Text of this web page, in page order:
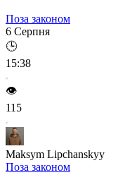
Поза законом
6 Серпня
🕒
15:38
👁️
115
Maksym Lipchanskyy
Поза законом